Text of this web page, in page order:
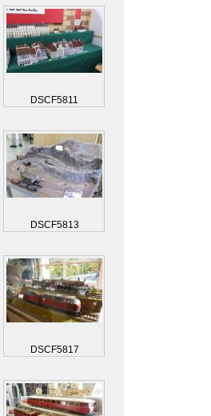
DSCF5811
DSCF5813
DSCF5817